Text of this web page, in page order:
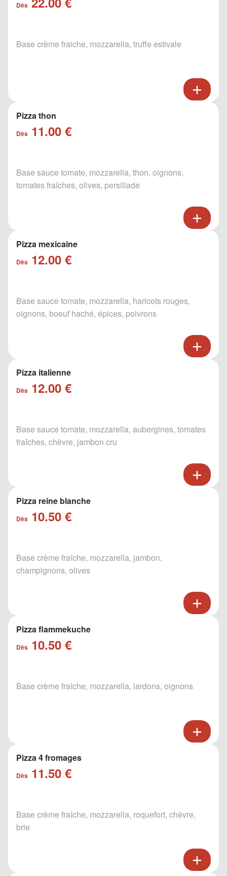
Dès
Base crème fraiche, mozzarella, truffe estivale
Pizza thon
Dès 11.00 €
Base sauce tomate, mozzarella, thon, oignons,
tomates fraîches, olives, persillade
Pizza mexicaine
Dès 12.00 €
Base sauce tomate, mozzarella, haricots rouges,
oignons, boeuf haché, épices, poivrons
Pizza italienne
Dès 12.00 €
Base sauce tomate, mozzarella, aubergines, tomates
fraîches, chèvre, jambon cru
Pizza reine blanche
Dès 10.50 €
Base crème fraîche, mozzarella, jambon,
champignons, olives
Pizza flammekuche
Dès 10.50 €
Base crème fraîche, mozzarella, lardons, oignons
Pizza 4 fromages
Dès 11.50 €
Base crème fraîche, mozzarella, roquefort, chèvre,
brie